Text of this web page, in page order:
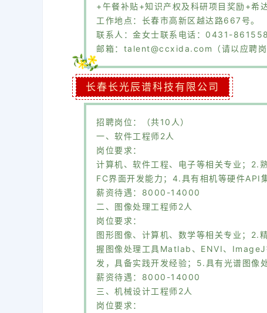
+午餐补贴+知识产权及科研项目奖励+希
工作地点：长春市高新区越达路667号。
联系人：金女士联系电话：0431-
邮箱：talent@ccxida.com（请以应聘岗
长春长光辰谱科技有限公司
招聘岗位：（共10人）
一、软件工程师2人
岗位要求：
计算机、软件工程、电子等相关专业；
FC界面开发能力；4.具有相机等硬件API
薪资待遇：8000-14000
二、图像处理工程师2人
岗位要求：
图形图像、计算机、数学等相关专业；2.
握图像处理工具Matlab、ENVI、
发，具备实践开发经验；5.具有光谱图像
薪资待遇：8000-14000
三、机械设计工程师2人
岗位要求：